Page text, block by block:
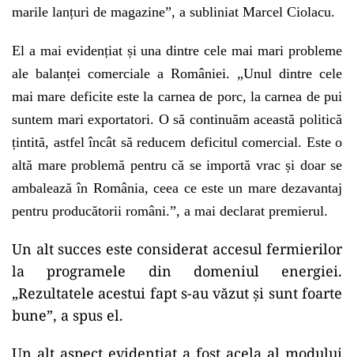
marile lanțuri de magazine”, a subliniat Marcel Ciolacu.
El a mai evidențiat și una dintre cele mai mari probleme
ale balanței comerciale a României. „Unul dintre cele
mai mare deficite este la carnea de porc, la carnea de pui
suntem mari exportatori. O să continuăm această politică
țintită, astfel încât să reducem deficitul comercial. Este o
altă mare problemă pentru că se importă vrac și doar se
ambalează în România, ceea ce este un mare dezavantaj
pentru producătorii români.”, a mai declarat premierul.
Un alt succes este considerat accesul fermierilor
la programele din domeniul energiei.
„Rezultatele acestui fapt s-au văzut și sunt foarte
bune”, a spus el.
Un alt aspect evidențiat a fost acela al modului